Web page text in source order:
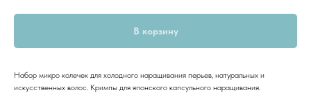
В корзину
Набор микро колечек для холодного наращивания перьев, натуральных и
искусственных волос. Кримпы для японского капсульного наращивания.